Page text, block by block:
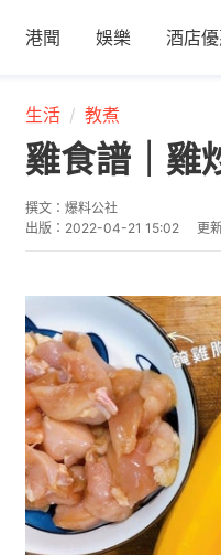
港聞 娛樂 酒店
生活 教煮
雞食譜｜雞
撰文： 爆料公社
出版： 2022-04-21 15:02 更